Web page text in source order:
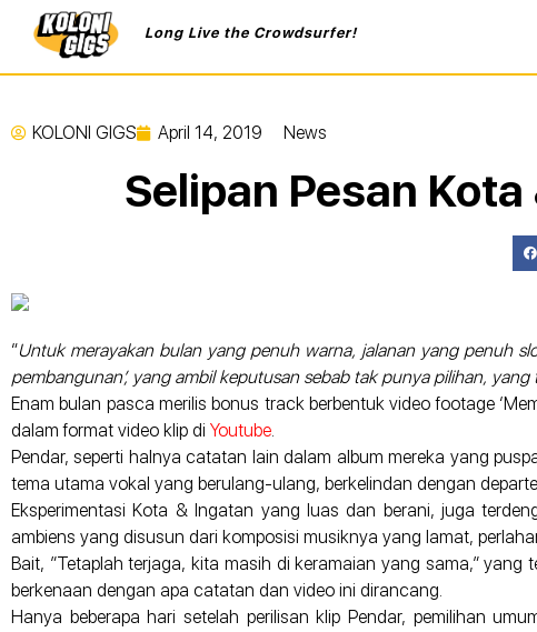
Long Live the Crowdsurfer!
KOLONI GIGS April 14, 2019 News
Selipan Pesan
“Untuk merayakan bulan yang penuh warna, jalanan yang penuh
pembangunan’, yang ambil keputusan sebab tak punya pilihan,
Enam bulan pasca merilis bonus track berbentuk video footage
dalam format video klip di Youtube
Pendar, seperti halnya catatan lain dalam album mereka yang
tema utama vokal yang berulang-ulang, berkelindan dengan
Eksperimentasi Kota & Ingatan yang luas dan berani, juga
ambiens yang disusun dari komposisi musiknya yang lamat,
Bait, ”Tetaplah terjaga, kita masih di keramaian yang sama,”
berkenaan dengan apa catatan dan video ini dirancang.
Hanya beberapa hari setelah perilisan klip Pendar, pemilihan